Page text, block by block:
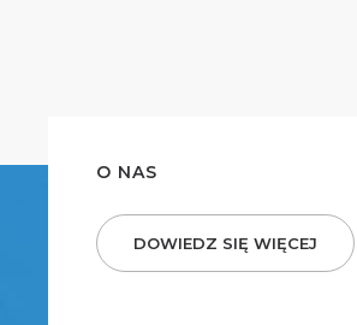
O NAS
DOWIEDZ SIĘ WIĘCEJ